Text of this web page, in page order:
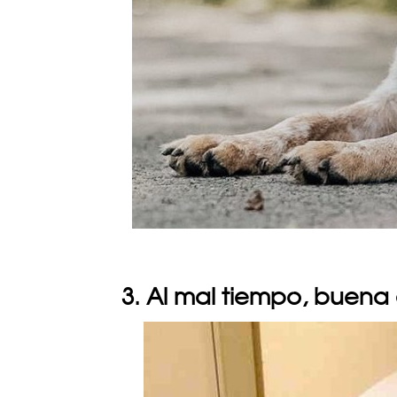
3. Al mal tiempo,